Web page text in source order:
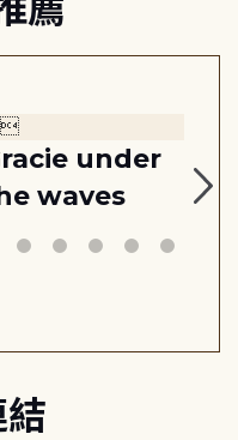
under
waves